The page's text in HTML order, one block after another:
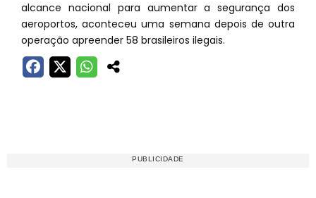
alcance nacional para aumentar a segurança dos
aeroportos, aconteceu uma semana depois de outra
operação apreender 58 brasileiros ilegais.